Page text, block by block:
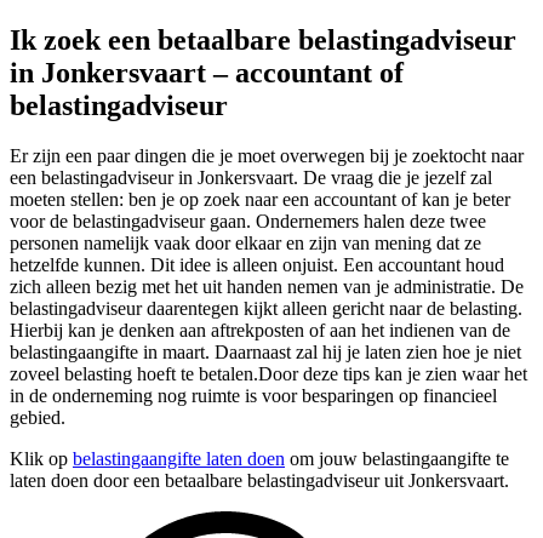
Ik zoek een betaalbare belastingadviseur
in Jonkersvaart – accountant of
belastingadviseur
Er zijn een paar dingen die je moet overwegen bij je zoektocht naar
een belastingadviseur in Jonkersvaart. De vraag die je jezelf zal
moeten stellen: ben je op zoek naar een accountant of kan je beter
voor de belastingadviseur gaan. Ondernemers halen deze twee
personen namelijk vaak door elkaar en zijn van mening dat ze
hetzelfde kunnen. Dit idee is alleen onjuist. Een accountant houd
zich alleen bezig met het uit handen nemen van je administratie. De
belastingadviseur daarentegen kijkt alleen gericht naar de belasting.
Hierbij kan je denken aan aftrekposten of aan het indienen van de
belastingaangifte in maart. Daarnaast zal hij je laten zien hoe je niet
zoveel belasting hoeft te betalen.Door deze tips kan je zien waar het
in de onderneming nog ruimte is voor besparingen op financieel
gebied.
Klik op belastingaangifte laten doen om jouw belastingaangifte te
laten doen door een betaalbare belastingadviseur uit Jonkersvaart.